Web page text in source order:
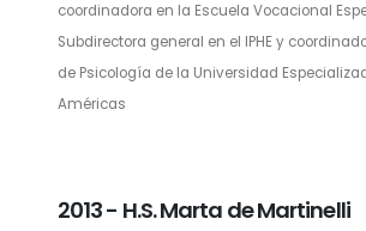
coordinadora en la Escuela Vocacional
Subdirectora general en el IPHE y
de Psicología de la Universidad
Américas
2013 - H.S. Marta de Martinelli